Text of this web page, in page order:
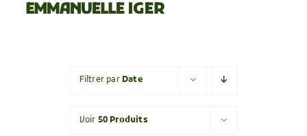
Filtrer par Date
Voir 50 Produits